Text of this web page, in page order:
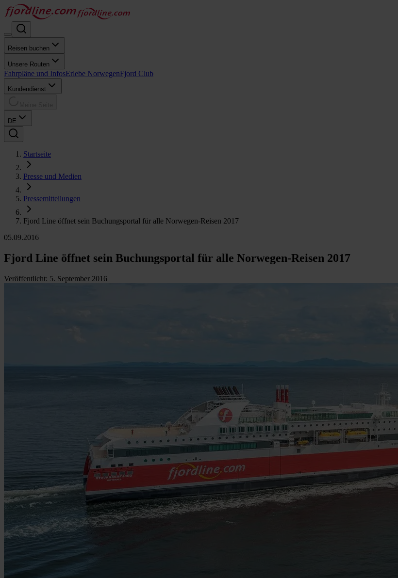
Reisen buchen
Unsere Routen
Fahrpläne und InfosErlebe NorwegenFjord Club
Kundendienst
DE
Startseite
Presse und Medien
Pressemitteilungen
Fjord Line öffnet sein Buchungsportal für alle Norwegen-Reisen 2017
05.09.2016
Fjord Line öffnet sein Buchungsportal für alle Norwegen-Reisen 2017
Veröffentlicht: 5. September 2016